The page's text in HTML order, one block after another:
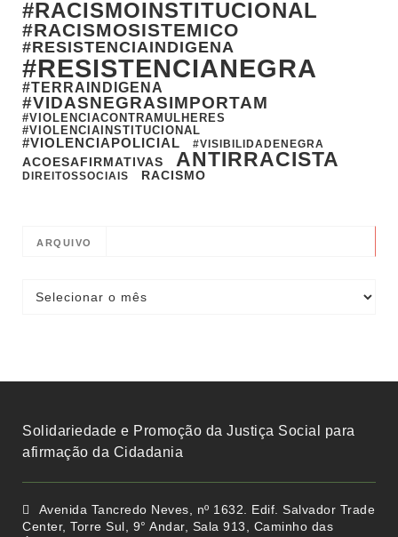
#RACISMOINSTITUCIONAL
#RACISMOSISTEMICO
#RESISTENCIAINDIGENA
#RESISTENCIANEGRA
#TERRAINDIGENA
#VIDASNEGRASIMPORTAM
#VIOLENCIACONTRAMULHERES
#VIOLENCIAINSTITUCIONAL
#VIOLENCIAPOLICIAL #VISIBILIDADENEGRA
ACOESAFIRMATIVAS ANTIRRACISTA
DIREITOSSOCIAIS RACISMO
ARQUIVO
Solidariedade e Promoção da Justiça Social para
afirmação da Cidadania
Avenida Tancredo Neves, nº 1632. Edif. Salvador Trade
Center, Torre Sul, 9° Andar, Sala 913, Caminho das